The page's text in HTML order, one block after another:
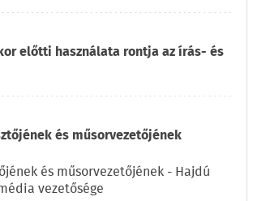
előtti használata rontja az írás- és
és műsorvezetőjének
és műsorvezetőjének - Hajdú
vezetősége